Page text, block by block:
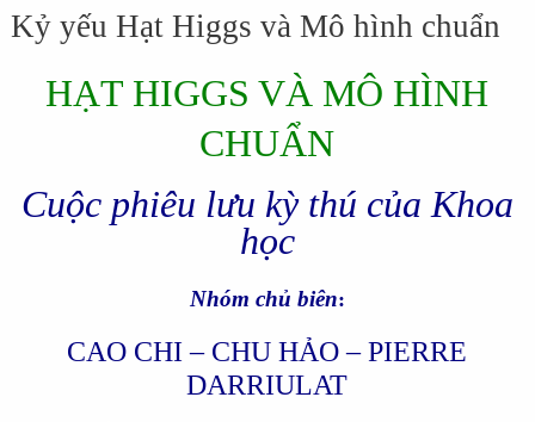
Kỷ yếu Hạt Higgs và Mô hình chuẩn
HẠT HIGGS VÀ MÔ HÌNH
CHUẨN
Cuộc phiêu lưu kỳ thú của Khoa
học
Nhóm chủ biên:
CAO CHI – CHU HẢO – PIERRE
DARRIULAT